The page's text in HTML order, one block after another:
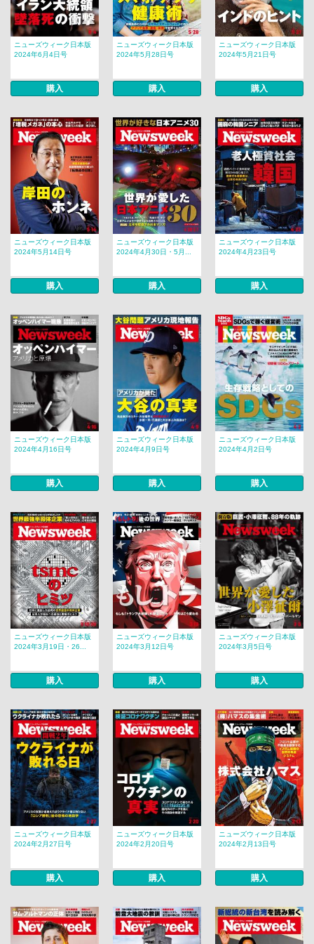
ニューズウィーク日本版
2024年6月4日号
購入
ニューズウィーク日本版
2024年5月28日号
購入
ニューズウィーク日本版
2024年5月21日号
購入
ニューズウィーク日本版
2024年5月14日号
購入
ニューズウィーク日本版
2024年4月30日・5月...
購入
ニューズウィーク日本版
2024年4月23日号
購入
ニューズウィーク日本版
2024年4月16日号
購入
ニューズウィーク日本版
2024年4月9日号
購入
ニューズウィーク日本版
2024年4月2日号
購入
ニューズウィーク日本版
2024年3月19日・26...
購入
ニューズウィーク日本版
2024年3月12日号
購入
ニューズウィーク日本版
2024年3月5日号
購入
ニューズウィーク日本版
2024年2月27日号
購入
ニューズウィーク日本版
2024年2月20日号
購入
ニューズウィーク日本版
2024年2月13日号
購入